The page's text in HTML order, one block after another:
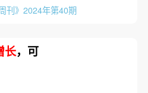
刊》2024年第40期
长，可